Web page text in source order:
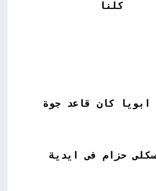
كلنا
ابويا كان قاعد جوة
حزام فى ايدية